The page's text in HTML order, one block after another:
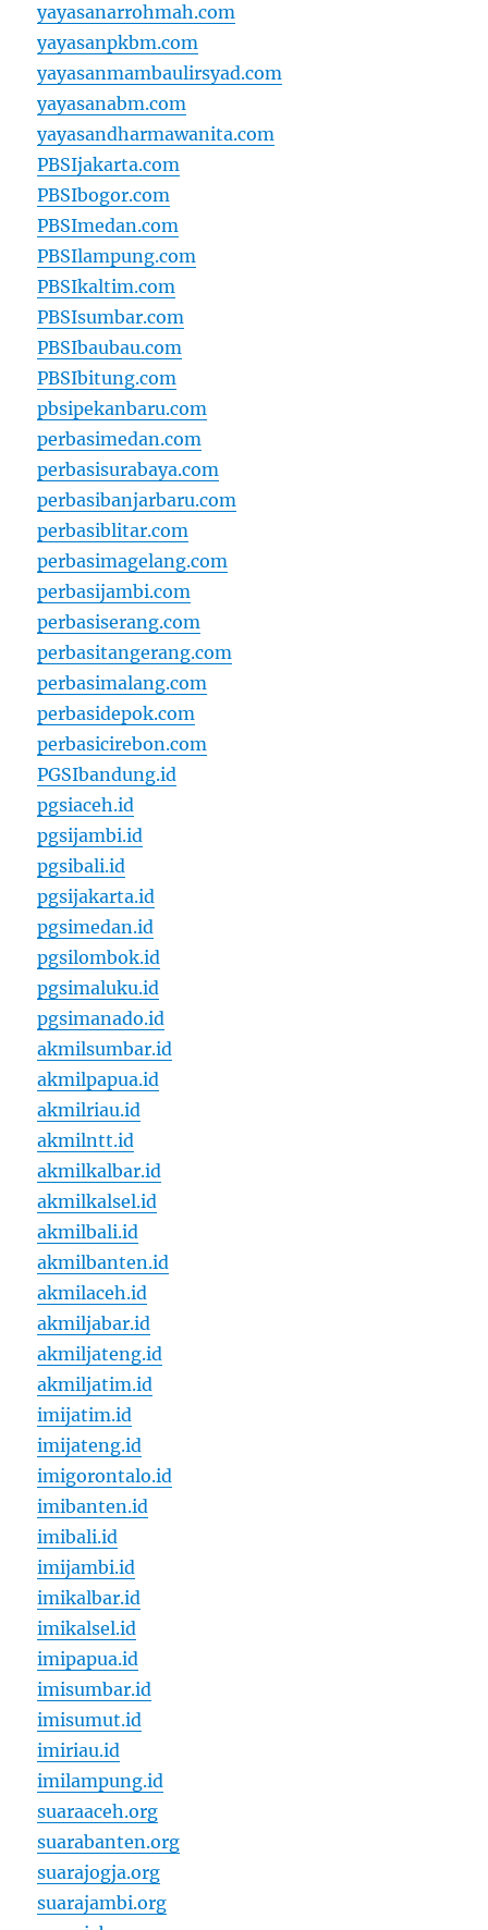
yayasanarrohmah.com
yayasanpkbm.com
yayasanmambaulirsyad.com
yayasanabm.com
yayasandharmawanita.com
PBSIjakarta.com
PBSIbogor.com
PBSImedan.com
PBSIlampung.com
PBSIkaltim.com
PBSIsumbar.com
PBSIbaubau.com
PBSIbitung.com
pbsipekanbaru.com
perbasimedan.com
perbasisurabaya.com
perbasibanjarbaru.com
perbasiblitar.com
perbasimagelang.com
perbasijambi.com
perbasiserang.com
perbasitangerang.com
perbasimalang.com
perbasidepok.com
perbasicirebon.com
PGSIbandung.id
pgsiaceh.id
pgsijambi.id
pgsibali.id
pgsijakarta.id
pgsimedan.id
pgsilombok.id
pgsimaluku.id
pgsimanado.id
akmilsumbar.id
akmilpapua.id
akmilriau.id
akmilntt.id
akmilkalbar.id
akmilkalsel.id
akmilbali.id
akmilbanten.id
akmilaceh.id
akmiljabar.id
akmiljateng.id
akmiljatim.id
imijatim.id
imijateng.id
imigorontalo.id
imibanten.id
imibali.id
imijambi.id
imikalbar.id
imikalsel.id
imipapua.id
imisumbar.id
imisumut.id
imiriau.id
imilampung.id
suaraaceh.org
suarabanten.org
suarajogja.org
suarajambi.org